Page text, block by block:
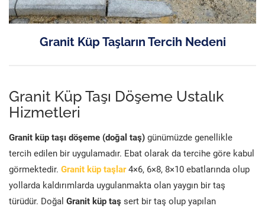
Granit Küp Taşların Tercih Nedeni
Granit Küp Taşı Döşeme Ustalık
Hizmetleri
Granit küp taşı döşeme (doğal taş) günümüzde genellikle
tercih edilen bir uygulamadır. Ebat olarak da tercihe göre kabul
görmektedir. Granit küp taşlar 4×6, 6×8, 8×10 ebatlarında olup
yollarda kaldırımlarda uygulanmakta olan yaygın bir taş
türüdür. Doğal Granit küp taş sert bir taş olup yapılan